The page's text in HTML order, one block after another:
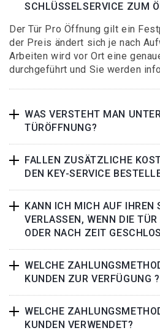
SCHLÜSSELSERVICE ZUM
Der Tür Pro Öffnung gilt ein
der Preis ändert sich je nach
Arbeiten wird vor Ort eine
durchgeführt und Sie werden
WAS VERSTEHT MAN
TÜRÖFFNUNG?
FALLEN ZUSÄTZLICHE
DEN KEY-SERVICE
KANN ICH MICH AUF IHREN
VERLASSEN, WENN DIE
ODER NACH ZEIT
WELCHE
KUNDEN ZUR VERFÜGUNG ?
WELCHE
KUNDEN VERWENDET?